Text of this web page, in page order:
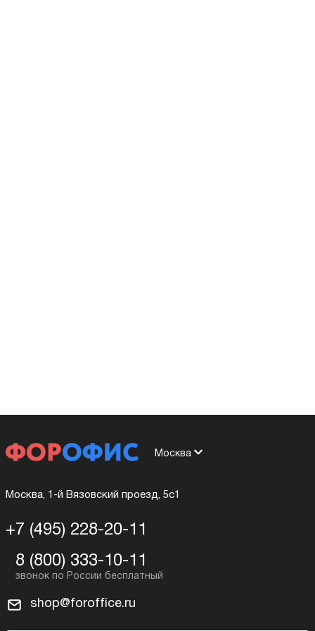
Москва
Москва, 1-й Вязовский проезд, 5с1
+7 (495) 228-20-11
8 (800) 333-10-11
shop@foroffice.ru